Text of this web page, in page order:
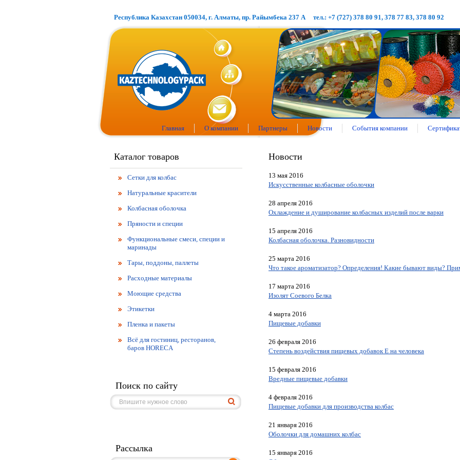
Республика Казахстан 050034, г. Алматы, пр. Райымбека 237 А тел.: +7 (727) 378 80 91, 378 77 83, 378 80 92
Главная О компании Партнеры Новости События компании
Новости
13 мая 2016
Искусственные колбасные оболочки
28 апреля 2016
Охлаждение и душирование колбасных изделий после варки
15 апреля 2016
Колбасная оболочка. Разновидности
25 марта 2016
Что такое ароматизатор? Определения! Какие бывают виды?
17 марта 2016
Изолят Соевого Белка
4 марта 2016
Пищевые добавки
26 февраля 2016
Степень воздействия пищевых добавок Е на человека
15 февраля 2016
Вредные пищевые добавки
4 февраля 2016
Пищевые добавки для производства колбас
21 января 2016
Оболочки для домашних колбас
15 января 2016
Каталог товаров
Сетки для колбас
Натуральные красители
Колбасная оболочка
Пряности и специи
Функциональные смеси, специи и
маринады
Тары, поддоны, паллеты
Расходные материалы
Моющие средства
Этикетки
Пленка и пакеты
Всё для гостиниц, ресторанов,
баров HORECA
Поиск по сайту
Рассылка